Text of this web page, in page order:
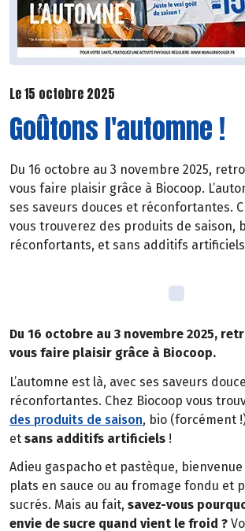
Le 15 octobre 2025
Goûtons l'automne !
Du 16 octobre au 3 novembre 2025,
vous faire plaisir grâce à Biocoop.
ses saveurs douces et réconfortantes.
vous trouverez des produits de saison,
réconfortants, et sans additifs
Du 16 octobre au 3 novembre 2025,
vous faire plaisir grâce à Biocoop.
L’automne est là, avec ses saveurs
réconfortantes. Chez Biocoop vous
des produits de saison, bio (forcément
et sans additifs artificiels !
Adieu gaspacho et pastèque,
plats en sauce ou au fromage fondu et
sucrés. Mais au fait, savez-vous
envie de sucre quand vient le froid ?